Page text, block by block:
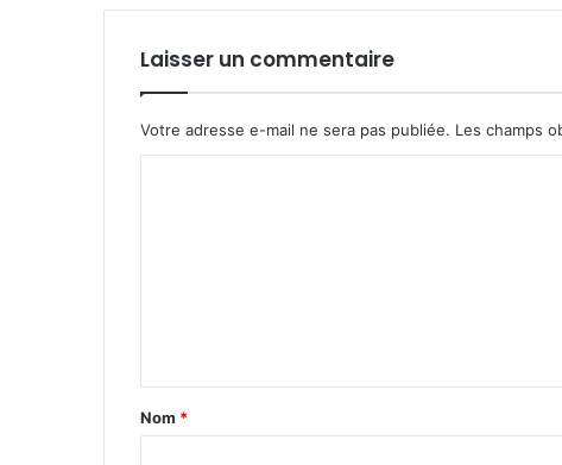
Laisser un commentaire
Votre adresse e-mail ne sera pas publiée. Les champs
t
a
Nom *